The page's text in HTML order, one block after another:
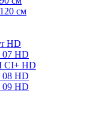
см
HD
HD
HD
HD
HD